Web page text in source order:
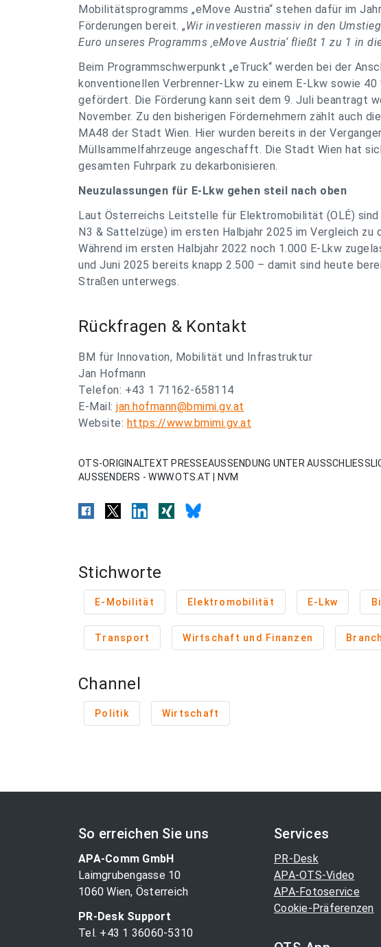
Mobilitätsprogramms „eMove Austria“ stehen dafür im
Förderungen bereit. „Wir investieren massiv in den
Euro unseres Programms ‚eMove Austria‘ fließt 1 zu 1 in
Beim Programmschwerpunkt „eTruck“ werden bei der
konventionellen Verbrenner-Lkw zu einem E-Lkw sowie
gefördert. Die Förderung kann seit dem 9. Juli beantragt
November. Zu den bisherigen Fördernehmern zählt auch
MA48 der Stadt Wien. Hier wurden bereits in der
Müllsammelfahrzeuge angeschafft. Die Stadt Wien hat
gesamten Fuhrpark zu dekarbonisieren.
Neuzulassungen für E-Lkw gehen steil nach oben
Laut Österreichs Leitstelle für Elektromobilität (OLÉ) sind
N3 & Sattelzüge) im ersten Halbjahr 2025 im Vergleich zu
Während im ersten Halbjahr 2022 noch 1.000 E-Lkw
und Juni 2025 bereits knapp 2.500 – damit sind heute
Straßen unterwegs.
Rückfragen & Kontakt
BM für Innovation, Mobilität und Infrastruktur
Jan Hofmann
Telefon: +43 1 71162-658114
E-Mail: jan.hofmann@bmimi.gv.at
Website: https://www.bmimi.gv.at
OTS-ORIGINALTEXT PRESSEAUSSENDUNG UNTER
AUSSENDERS - WWW.OTS.AT | NVM
Stichworte
E-Mobilität Elektromobilität E-Lkw
Transport Wirtschaft und Finanzen
Channel
Politik Wirtschaft
So erreichen Sie uns
APA-Comm GmbH
Laimgrubengasse 10
1060 Wien, Österreich
PR-Desk Support
Tel. +43 1 36060-5310
Services
PR-Desk
APA-OTS-Video
APA-Fotoservice
Cookie-Präferenzen